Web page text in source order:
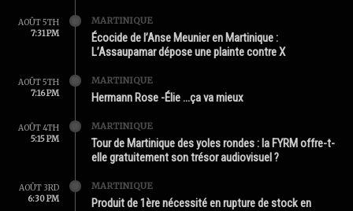
AOÛT 5TH
7:31 PM
MARTINIQUE
Écocide de l’Anse Meunier en Martinique :
L’Assaupamar dépose une plainte contre X
AOÛT 5TH
7:16 PM
MARTINIQUE
Hermann Rose -Élie …ça va mieux
AOÛT 4TH
5:15 PM
MARTINIQUE
Tour de Martinique des yoles rondes : la FYRM offre-t-
elle gratuitement son trésor audiovisuel ?
AOÛT 3RD
6:30 PM
MARTINIQUE
Produit de 1ère nécessité en rupture de stock en